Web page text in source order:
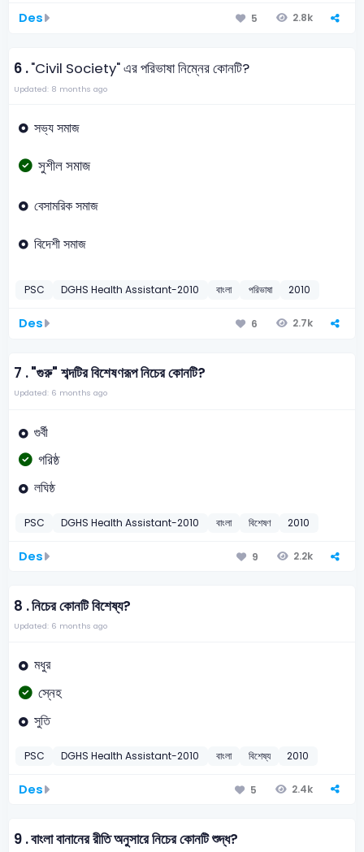
Des 5 2.8k
6 ."Civil Society" এর পরিভাষা নিম্নের কোনটি?
Updated: 8 months ago
সভ্য সমাজ
সুশীল সমাজ
বেসামরিক সমাজ
বিদেশী সমাজ
PSC DGHS Health Assistant-2010 বাংলা পরিভাষা 2010
Des 6 2.7k
7 ."গুরু" শব্দটির বিশেষণরূপ নিচের কোনটি?
Updated: 6 months ago
গুর্বী
গরিষ্ঠ
লঘিষ্ঠ
PSC DGHS Health Assistant-2010 বাংলা বিশেষণ 2010
Des 9 2.2k
8 .নিচের কোনটি বিশেষ্য?
Updated: 6 months ago
মধুর
স্নেহ
সুতি
PSC DGHS Health Assistant-2010 বাংলা বিশেষ্য 2010
Des 5 2.4k
9 .বাংলা বানানের রীতি অনুসারে নিচের কোনটি শুদ্ধ?